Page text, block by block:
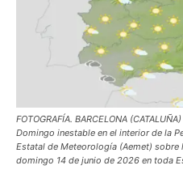
FOTOGRAFÍA. BARCELONA
Domingo inestable en el interior de la
Estatal de Meteorología (Aemet)
domingo 14 de junio de 2026 en toda